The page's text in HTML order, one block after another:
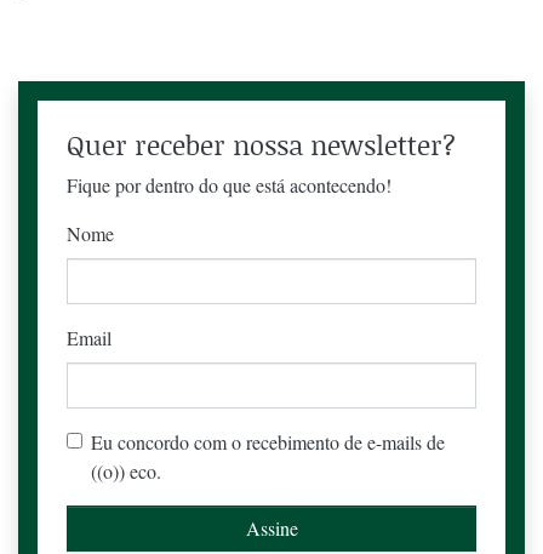
Quer receber nossa newsletter?
Fique por dentro do que está acontecendo!
Nome
Email
Eu concordo com o recebimento de e-mails de
((o)) eco.